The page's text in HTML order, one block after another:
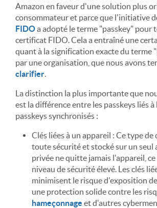
Amazon en faveur d'une solution plus
consommateur et parce que l'initiative
FIDOa adopté le terme "passkey" pour
certificat FIDO. Cela a entraîné une
quant à la signification exacte du terme
par une organisation, que nous avons
clarifier
La distinction la plus importante que
est la différence entre les passkeys liés
passkeys synchronisés :
Clés liées à un appareil : Ce type de
toute sécurité et stocké sur un seul
privée ne quitte jamais l'appareil,
niveau de sécurité élevé. Les clés
minimisent le risque d'exposition
une protection solide contre les
hameçonnage et d'autres